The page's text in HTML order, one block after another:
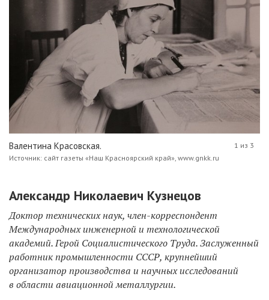
Валентина Красовская.
Источник: сайт газеты «Наш Красноярский край», www.gnkk.ru
1 из 3
Александр Николаевич Кузнецов
Доктор технических наук, член-корреспондент
Международных инженерной и технологической
академий. Герой Социалистического Труда. Заслуженный
работник промышленности СССР, крупнейший
организатор производства и научных исследований
в области авиационной металлургии.